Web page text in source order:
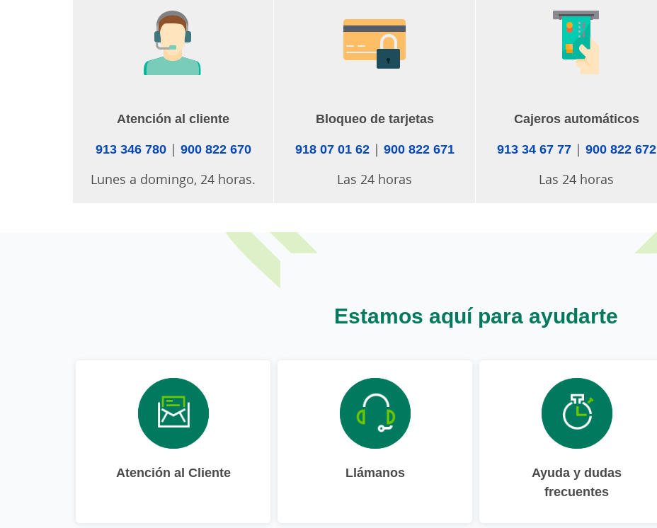
Atención al cliente
913 346 780| 900 822 670
Lunes a domingo, 24 horas.
Bloqueo de tarjetas
918 07 01 62| 900 822 671
Las 24 horas
Cajeros automáticos
913 34 67 77| 900 822 672
Las 24 horas
Estamos aquí para ayudarte
Atención al Cliente Llámanos
Ayuda y dudas
frecuentes